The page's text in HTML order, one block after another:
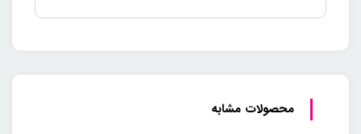
محصولات مشابه